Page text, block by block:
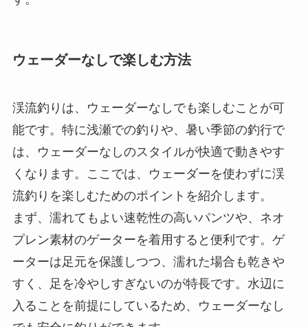
ウェーダーなしで楽しむ方法
渓流釣りは、ウェーダーなしでも楽しむことが可
能です。特に浅瀬での釣りや、暑い季節の釣行で
は、ウェーダーなしのスタイルが快適で動きやす
くなります。ここでは、ウェーダーを使わずに渓
流釣りを楽しむためのポイントを紹介します。
まず、濡れてもよい速乾性の高いパンツや、ネオ
プレン素材のゲーターを着用すると便利です。ゲ
ーターは足元を保護しつつ、濡れた場合も乾きや
すく、足を冷やしすぎないのが特長です。水辺に
入ることを前提にしているため、ウェーダーなし